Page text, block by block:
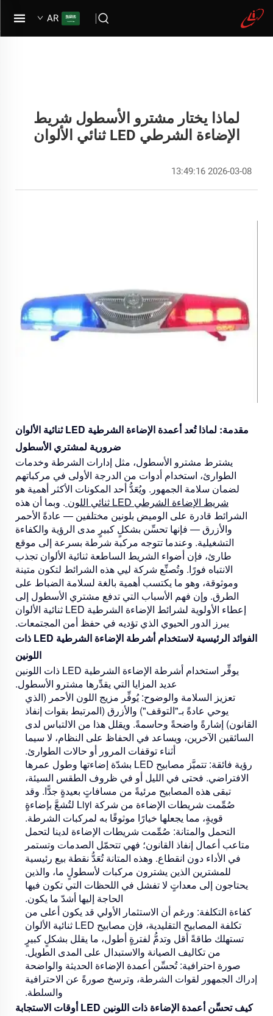
AR
لماذا يختار مشترو الأسطول شريط
الإضاءة الشرطي LED ثنائي الألوان
2026-03-08 13:49:16
مقدمة: لماذا تُعد أعمدة الإضاءة الشرطية LED ثنائية الألوان
ضرورية لمشتري الأسطول
يشترط مشترو الأسطول، مثل إدارات الشرطة وخدمات
الطوارئ، استخدام أدوات من الدرجة الأولى في مركباتهم
لضمان سلامة الجمهور. ويُعَدُّ أحد المكونات الأكثر أهمية هو
شريط الإضاءة الشرطي LED ثنائي اللون
. وبما أن هذه
الشرائط قادرة على الوميض بلونين مختلفين — عادةً الأحمر
والأزرق — فإنها تحسِّن بشكلٍ كبيرٍ مدى الرؤية والكفاءة
التشغيلية. وعندما تتوجه مركبة شرطة بسرعة إلى موقع
طارئ، فإن أضواء الشريط الساطعة ثنائية الألوان تجذب
الانتباه فورًا. وتُصنِّع شركة ليي هذه الشرائط لتكون متينة
وموثوقة، وهو ما يكتسب أهمية بالغة لسلامة الضباط على
الطرق. وإن فهم الأسباب التي تدفع مشتري الأسطول إلى
إعطاء الأولوية لشرائط الإضاءة الشرطية LED ثنائية الألوان
يبرز الدور الحيوي الذي تؤديه في حفظ أمن المجتمعات.
الفوائد الرئيسية لاستخدام أشرطة الإضاءة الشرطية LED ذات
اللونين
يوفِّر استخدام أشرطة الإضاءة الشرطية LED ذات اللونين
عديد المزايا التي يقدِّرها مشترو الأسطول.
تعزيز السلامة والوضوح:يُوفِّر مزيج اللون الأحمر (الذي
يوحي عادةً بـ"التوقف") والأزرق (المرتبط بقوات إنفاذ
القانون) إشارةً واضحةً وحاسمةً. ويقلل هذا من الالتباس لدى
السائقين الآخرين، ويساعد في الحفاظ على النظام، لا سيما
أثناء توقفات المرور أو حالات الطوارئ.
رؤية فائقة:
تتميَّز مصابيح LED بشدّة إضاءتها وطول عمرها
الافتراضي. فحتى في الليل أو في ظروف الطقس السيئة،
تبقى هذه المصابيح مرئيةً من مسافاتٍ بعيدةٍ جدًّا. وقد
صُمِّمت شريطات الإضاءة من شركة Liyi لتُشعَّ بإضاءةٍ
قويةٍ، مما يجعلها خيارًا موثوقًا به لمركبات الشرطة.
التحمل والمتانة: صُمِّمت شريطات الإضاءة لدينا لتحمل
متاعب أعمال إنفاذ القانون؛ فهي تتحمّل الصدمات وتستمر
في الأداء دون انقطاع. وهذه المتانة تُعَدُّ نقطة بيع رئيسية
للمشترين الذين يشترون مركبات لأسطولٍ ما، والذين
يحتاجون إلى معداتٍ لا تفشل في اللحظات التي تكون فيها
الحاجة إليها أشدّ ما يكون.
كفاءة التكلفة: ورغم أن الاستثمار الأولي قد يكون أعلى من
تكلفة المصابيح التقليدية، فإن مصابيح LED ثنائية الألوان
تستهلك طاقةً أقل وتدمُّ لفترةٍ أطول، ما يقلل بشكلٍ كبيرٍ
من تكاليف الصيانة والاستبدال على المدى الطويل.
صورة احترافية:تُحسِّن أعمدة الإضاءة الحديثة والواضحة
إدراك الجمهور لقوات الشرطة، وترسخ صورةً عن الاحترافية
والسلطة.
كيف تحسِّن أعمدة الإضاءة ذات اللونين LED أوقات الاستجابة